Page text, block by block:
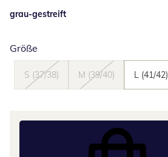
grau-gestreift
Größe
S (37/38) M (39/40) L (41/42)